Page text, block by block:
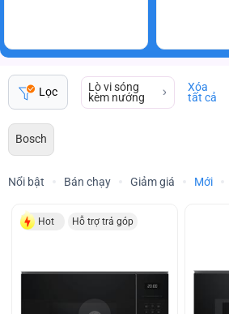
Lọc
Lò vi sóng
kèm nướng
Xóa
tất cả
Bosch
Nổi bật Bán chạy Giảm giá Mới
Hot Hỗ trợ trả góp